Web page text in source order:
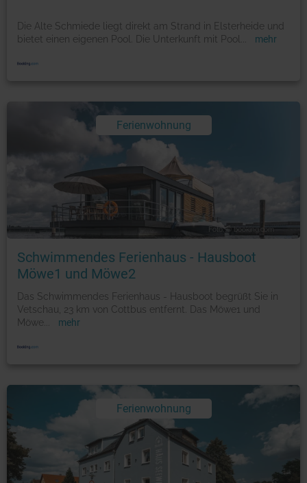
Die Alte Schmiede liegt direkt am Strand in Elsterheide und
bietet einen eigenen Pool. Die Unterkunft mit Pool
mehr
Ferienwohnung
Foto: © booking.com
Schwimmendes Ferienhaus - Hausboot
Möwe1 und Möwe2
Das Schwimmendes Ferienhaus - Hausboot begrüßt Sie in
Vetschau, 23 km von Cottbus entfernt. Das Möwe1 und
Möwe
mehr
Ferienwohnung